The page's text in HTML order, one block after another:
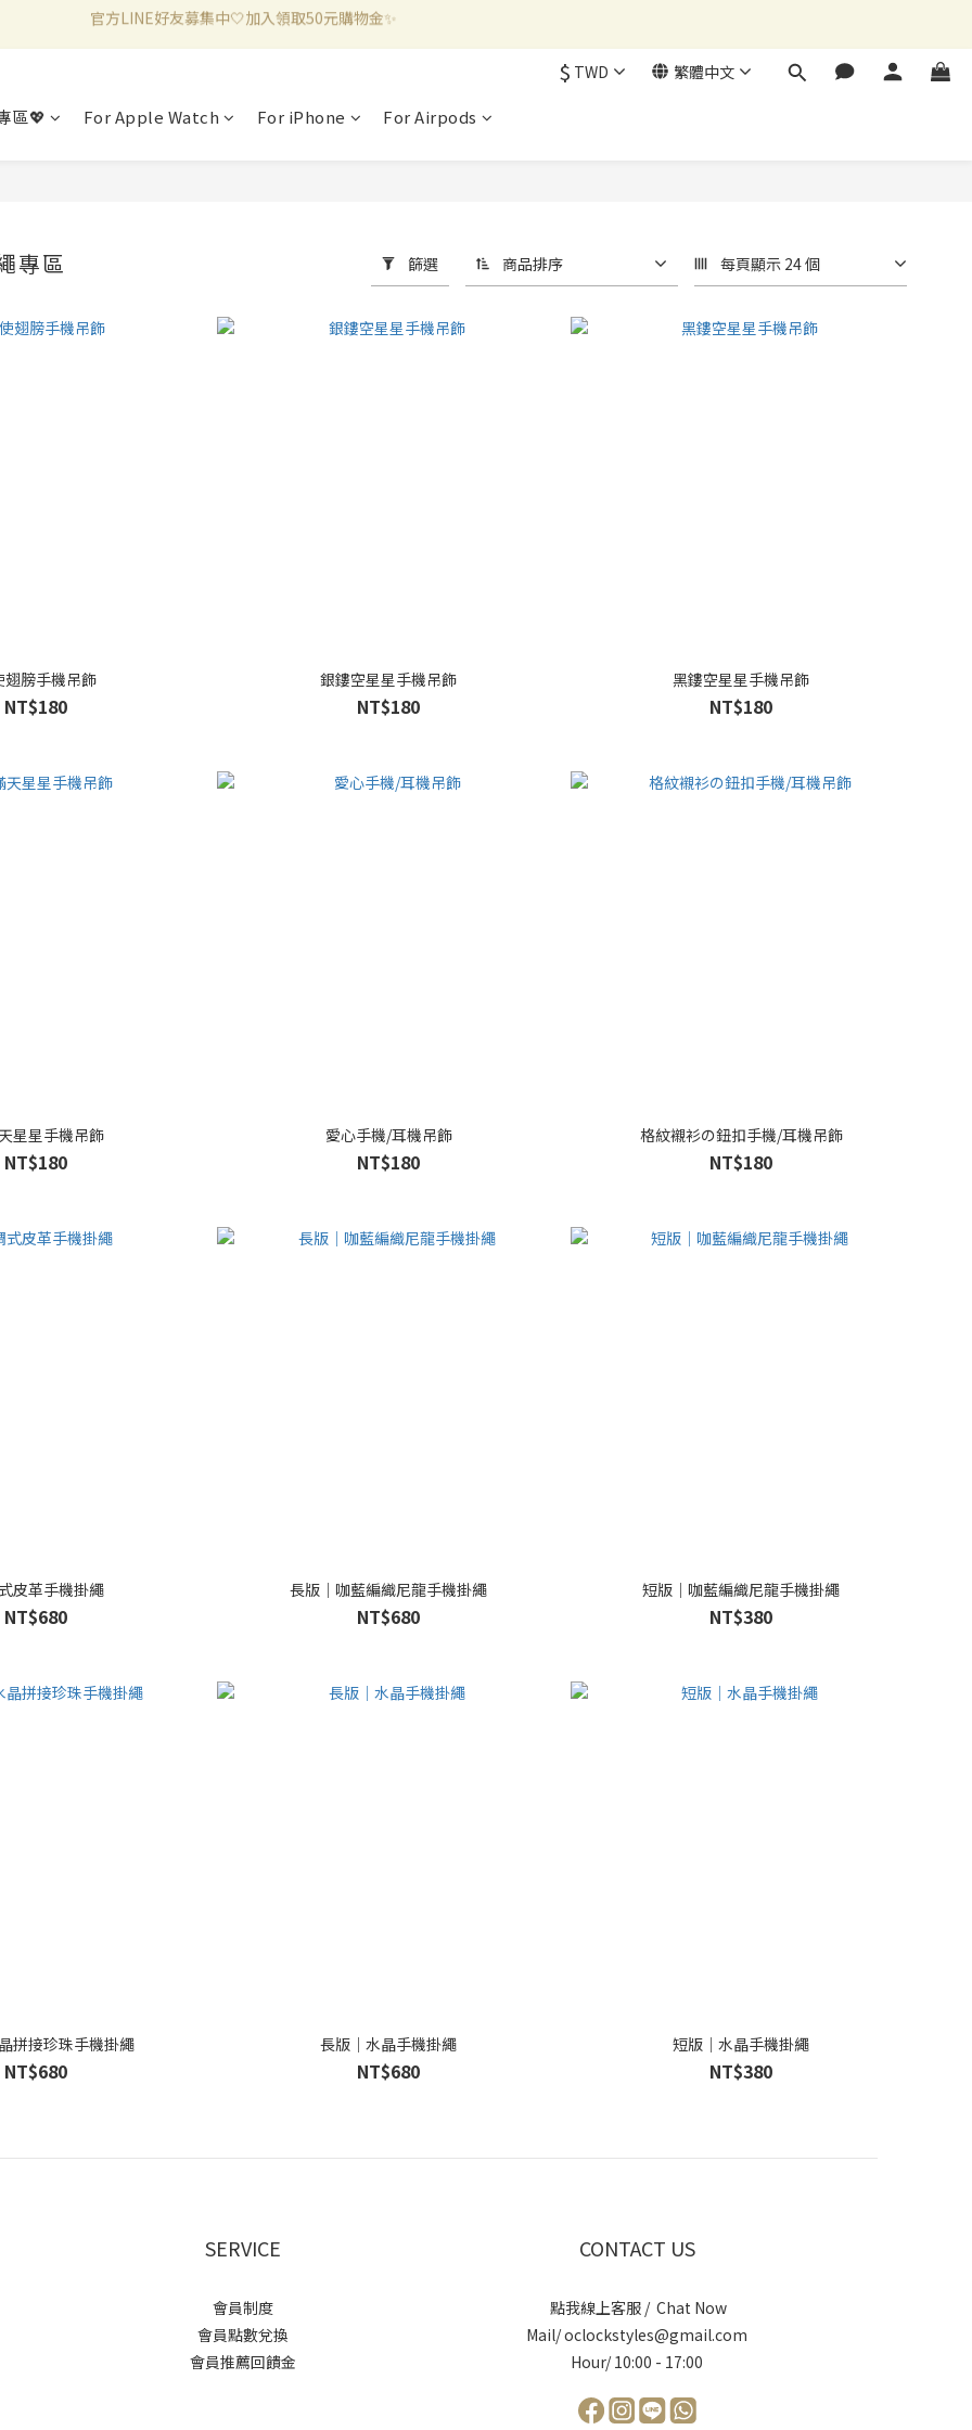
新加入會員滿千折百✨全館899超商免運費🛒
$ TWD 繁體中文
區💖 For Apple Watch For iPhone For Airpods
專區 篩選 商品排序 每頁顯示 24 個
翅膀手機吊飾
NT$180
銀鏤空星星手機吊飾
NT$180
黑鏤空星星手機吊飾
NT$180
星星手機吊飾
NT$180
愛心手機/耳機吊飾
NT$180
格紋襯衫の鈕扣手機/耳機吊飾
NT$180
皮革手機掛繩
NT$680
長版｜咖藍編織尼龍手機掛繩
NT$680
短版｜咖藍編織尼龍手機掛繩
NT$380
拼接珍珠手機掛繩
NT$680
長版｜水晶手機掛繩
NT$680
短版｜水晶手機掛繩
NT$380
SERVICE
會員制度
會員點數兌換
會員推薦回饋金
CONTACT US
點我線上客服 / Chat Now
Mail/ oclockstyles@gmail.com
Hour/ 10:00 - 17:00